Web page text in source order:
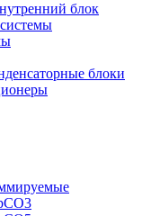
блок
блоки